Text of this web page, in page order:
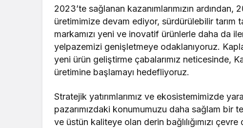
2023’te sağlanan kazanımlarımızın
üretimimize devam ediyor, sürdürülebilir tarım
markamızı yeni ve inovatif ürünlerle daha da
yelpazemizi genişletmeye odaklanıyoruz.
yeni ürün geliştirme çabalarımız neticesinde,
üretimine başlamayı hedefliyoruz.
Stratejik yatırımlarımız ve ekosistemimizde
pazarımızdaki konumumuzu daha sağlam bir
ve üstün kaliteye olan derin bağlılığımızı